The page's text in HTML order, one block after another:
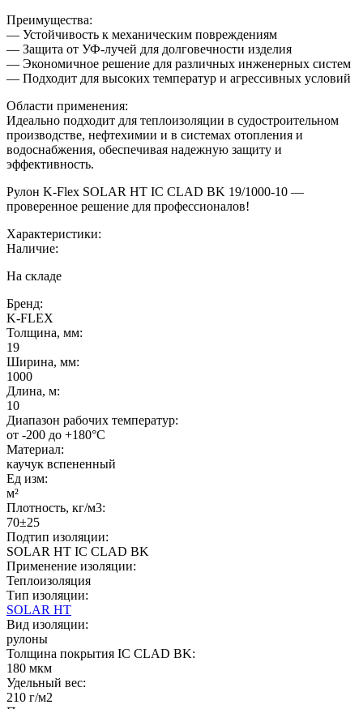
Преимущества:
— Устойчивость к механическим повреждениям
— Защита от УФ-лучей для долговечности изделия
— Экономичное решение для различных инженерных систем
— Подходит для высоких температур и агрессивных условий
Области применения:
Идеально подходит для теплоизоляции в судостроительном
производстве, нефтехимии и в системах отопления и
водоснабжения, обеспечивая надежную защиту и
эффективность.
Рулон K-Flex SOLAR HT IC CLAD BK 19/1000-10 —
проверенное решение для профессионалов!
Характеристики:
Наличие:
На складе
Бренд:
K-FLEX
Толщина, мм:
19
Ширина, мм:
1000
Длина, м:
10
Диапазон рабочих температур:
от -200 до +180°C
Материал:
каучук вспененный
Ед изм:
м²
Плотность, кг/м3:
70±25
Подтип изоляции:
SOLAR HT IC CLAD BK
Применение изоляции:
Теплоизоляция
Тип изоляции:
SOLAR HT
Вид изоляции:
рулоны
Толщина покрытия IC CLAD BK:
180 мкм
Удельный вес:
210 г/м2